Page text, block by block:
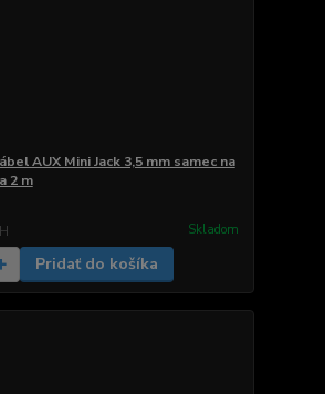
AUX Mini Jack 3,5 mm samec na
2 m
Skladom
Pridať do košíka